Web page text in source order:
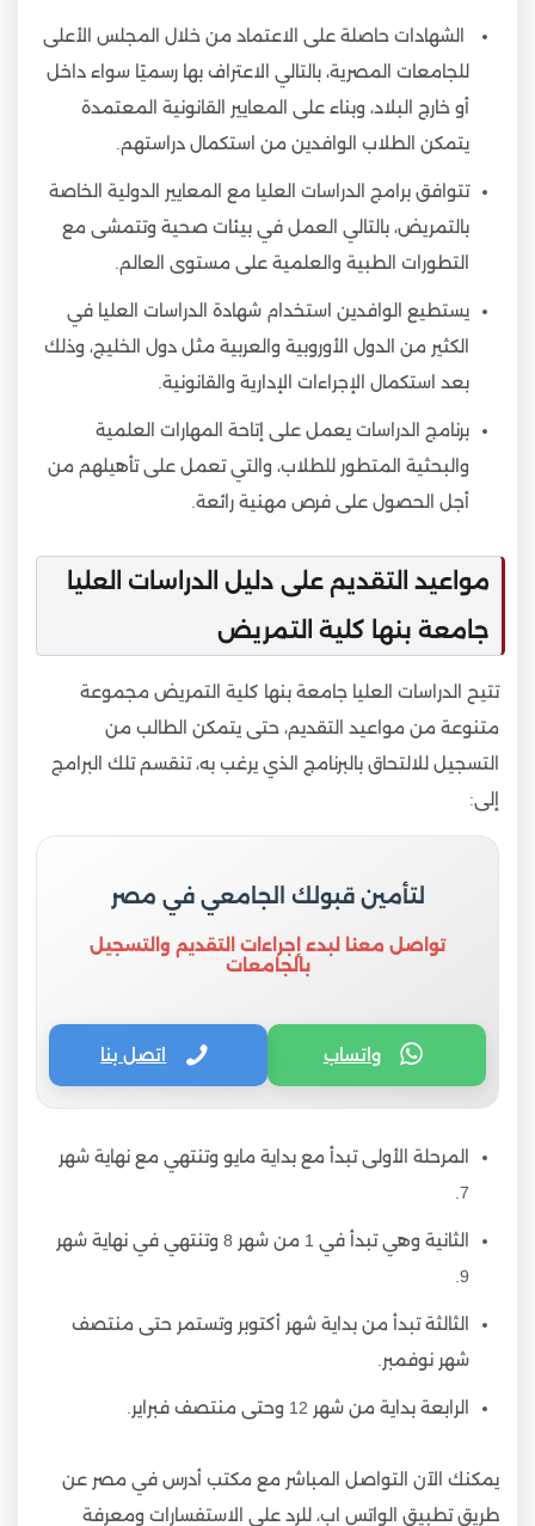
الشهادات حاصلة على الاعتماد من خلال المجلس الأعلى
للجامعات المصرية، بالتالي الاعتراف بها رسميًا سواء داخل
أو خارج البلاد، وبناء على المعايير القانونية المعتمدة
يتمكن الطلاب الوافدين من استكمال دراستهم.
تتوافق برامج الدراسات العليا مع المعايير الدولية الخاصة
بالتمريض، بالتالي العمل في بيئات صحية وتتمشى مع
التطورات الطبية والعلمية على مستوى العالم.
يستطيع الوافدين استخدام شهادة الدراسات العليا في
الكثير من الدول الأوروبية والعربية مثل دول الخليج، وذلك
بعد استكمال الإجراءات الإدارية والقانونية.
برنامج الدراسات يعمل على إتاحة المهارات العلمية
والبحثية المتطور للطلاب، والتي تعمل على تأهيلهم من
أجل الحصول على فرص مهنية رائعة.
مواعيد التقديم على دليل الدراسات العليا
جامعة بنها كلية التمريض
تتيح الدراسات العليا جامعة بنها كلية التمريض مجموعة
متنوعة من مواعيد التقديم، حتى يتمكن الطالب من
التسجيل للالتحاق بالبرنامج الذي يرغب به، تنقسم تلك البرامج
إلى:
لتأمين قبولك الجامعي في مصر
تواصل معنا لبدء إجراءات التقديم والتسجيل
بالجامعات
واتساب اتصل بنا
المرحلة الأولى تبدأ مع بداية مايو وتنتهي مع نهاية شهر
7.
الثانية وهي تبدأ في 1 من شهر 8 وتنتهي في نهاية شهر
9.
الثالثة تبدأ من بداية شهر أكتوبر وتستمر حتى منتصف
شهر نوفمبر.
الرابعة بداية من شهر 12 وحتى منتصف فبراير.
يمكنك الآن التواصل المباشر مع مكتب أدرس في مصر عن
طريق تطبيق الواتس اب، للرد على الاستفسارات ومعرفة